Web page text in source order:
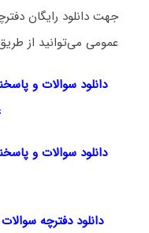
عمومی می‌توانید از
دانلود سوالات و
دانلود سوالات و